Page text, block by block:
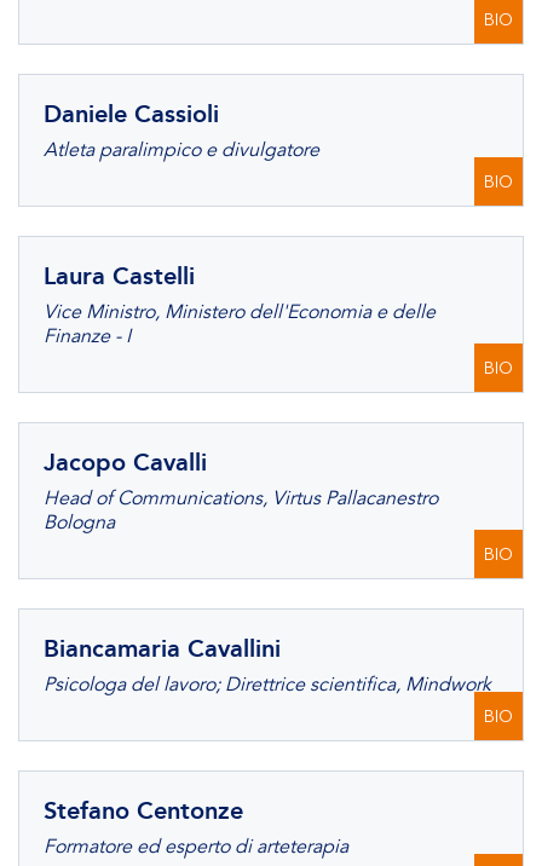
BIO
Daniele Cassioli
Atleta paralimpico e divulgatore
BIO
Laura Castelli
Vice Ministro, Ministero dell'Economia e delle
Finanze - I
BIO
Jacopo Cavalli
Head of Communications, Virtus Pallacanestro
Bologna
BIO
Biancamaria Cavallini
Psicologa del lavoro; Direttrice scientifica, Mindwork
BIO
Stefano Centonze
Formatore ed esperto di arteterapia